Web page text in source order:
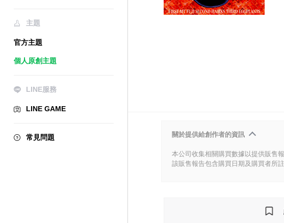
主題
官方主題
個人原創主題
LINE服務
LINE GAME
常見問題 關於提供給創作者的資訊
本公司收集相關購買數據以提供販售
該販售報告包含購買日期及購買者所